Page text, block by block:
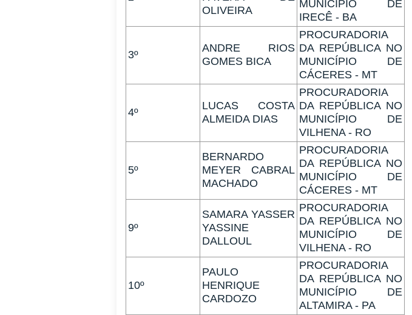
OLIVEIRA
MUNICÍPIO DE
IRECÊ - BA
3º
ANDRE RIOS
GOMES BICA
PROCURADORIA
DA REPÚBLICA NO
MUNICÍPIO DE
CÁCERES - MT
4º
LUCAS COSTA
ALMEIDA DIAS
PROCURADORIA
DA REPÚBLICA NO
MUNICÍPIO DE
VILHENA - RO
5º
BERNARDO
MEYER CABRAL
MACHADO
PROCURADORIA
DA REPÚBLICA NO
MUNICÍPIO DE
CÁCERES - MT
9º
SAMARA YASSER
YASSINE
DALLOUL
PROCURADORIA
DA REPÚBLICA NO
MUNICÍPIO DE
VILHENA - RO
10º
PAULO
HENRIQUE
CARDOZO
PROCURADORIA
DA REPÚBLICA NO
MUNICÍPIO DE
ALTAMIRA - PA